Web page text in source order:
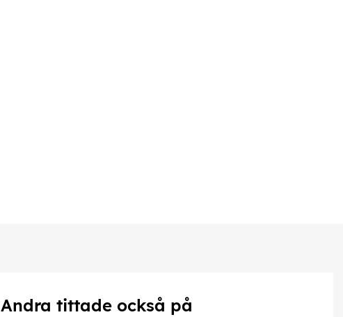
Andra tittade också på